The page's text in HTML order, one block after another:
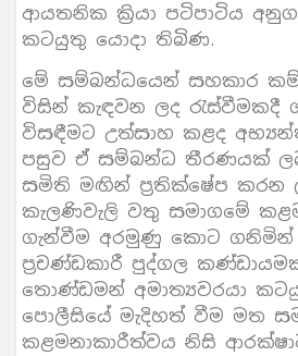
ආයතනික ක්‍රියා පටිපාටිය
කටයුතු යොදා තිබිණ.
මේ සම්බන්ධයෙන් සහකාර
විසින් කැඳවන ලද රැස්වීමකදී
විසඳීමට උත්සාහ කළද
පසුව ඒ සම්බන්ධ තීරණයක්
සමිති මඟින් ප්‍රතික්ෂේප කරන
කැලණිවැලි වතු සමාගමේ
ගැන්වීම අරමුණු කොට ගනිමින්
ප්‍රචණ්ඩකාරී පුද්ගල
තොණ්ඩමන් අමාත්‍යවරයා
පොලීසියේ මැදිහත් වීම මත
කළමනාකාරීත්වය නිසි